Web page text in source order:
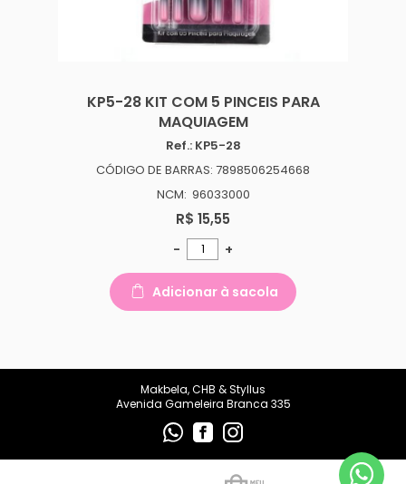
makbelachb@gmail.com
KP5-28 KIT COM 5 PINCEIS PARA
MAQUIAGEM
Ref.: KP5-28
CÓDIGO DE BARRAS: 7898506254668
NCM: 96033000
R$ 15,55
- +
Adicionar à sacola
Makbela, CHB & Styllus
Avenida Gameleira Branca 335